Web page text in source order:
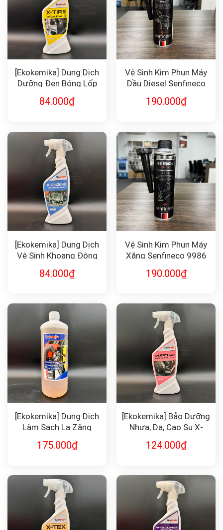
[Ekokemika] Dung Dịch
Dưỡng Đen Bóng Lốp
84.000₫
Vệ Sinh Kim Phun Máy
Dầu Diesel Senfineco
190.000₫
[Ekokemika] Dung Dịch
Vệ Sinh Khoang Động
84.000₫
Vệ Sinh Kim Phun Máy
Xăng Senfineco 9986
190.000₫
[Ekokemika] Dung Dịch
Làm Sạch La Zăng
175.000₫
[Ekokemika] Bảo Dưỡng
Nhựa, Da, Cao Su X-
124.000₫